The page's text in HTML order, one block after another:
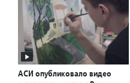
АСИ опубликовало видео